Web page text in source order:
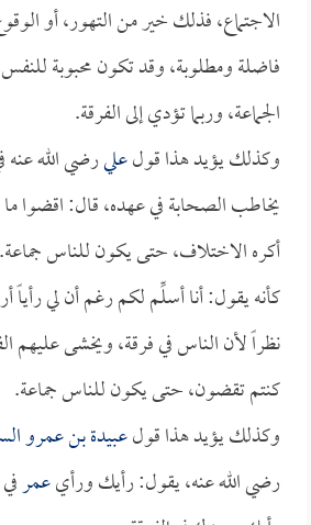
الاجتماع، فذلك خير من التهور، أو
فاضلة ومطلوبة، وقد تكون محبوبة
الجماعة، وربما تؤدي إلى الفرقة.
وكذلك يؤيد هذا قولعليرضي الله عنه
يخاطب الصحابة في عهده، قال: اقضوا
أكره الاختلاف، حتى يكون للناس جماعة.
كأنه يقول: أنا أسلِّم لكم رغم أن لي رأياً
نظراً لأن الناس في فرقة، ويخشى عليهم
كنتم تقضون، حتى يكون للناس جماعة.
وكذلك يؤيد هذا قولعبيدة بن عمرو
رضي الله عنه، يقول: رأيك ورأيعمر